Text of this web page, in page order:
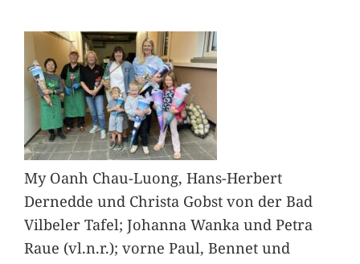
My Oanh Chau-Luong, Hans-Herbert
Dernedde und Christa Gobst von der Bad
Vilbeler Tafel; Johanna Wanka und Petra
Raue (vl.n.r.); vorne Paul, Bennet und